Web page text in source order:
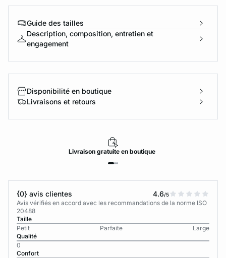
Guide des tailles
Description, composition, entretien et
engagement
Disponibilité en boutique
Livraisons et retours
Livraisongratuiteen boutique
{0} avis clientes 4.6/5
Avis vérifiés en accord avec les recommandations de la norme ISO
20488
Taille
Petit
Parfaite
Large
Qualité
0
Confort